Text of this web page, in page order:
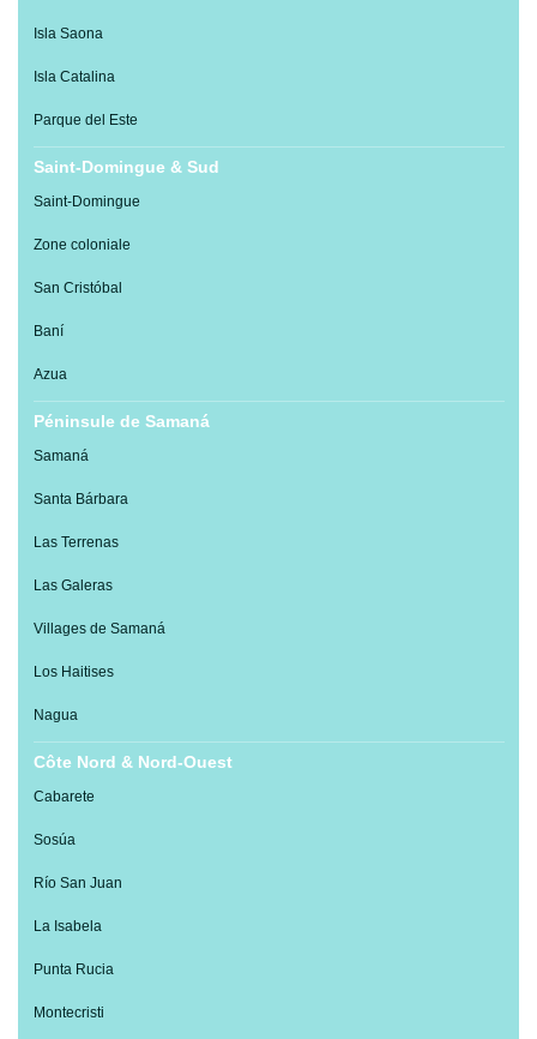
Isla Saona
Isla Catalina
Parque del Este
Saint-Domingue & Sud
Saint-Domingue
Zone coloniale
San Cristóbal
Baní
Azua
Péninsule de Samaná
Samaná
Santa Bárbara
Las Terrenas
Las Galeras
Villages de Samaná
Los Haitises
Nagua
Côte Nord & Nord-Ouest
Cabarete
Sosúa
Río San Juan
La Isabela
Punta Rucia
Montecristi